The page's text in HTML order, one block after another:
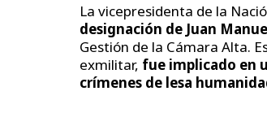
La vicepresidenta de la
designación de Juan
Gestión de la Cámara Alta.
exmilitar, fue implicado en
crímenes de lesa